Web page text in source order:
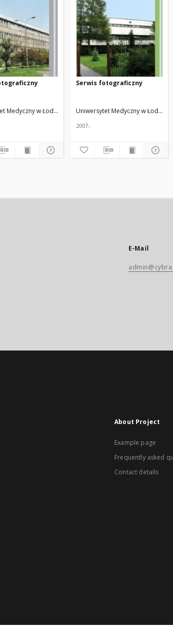
Red. nacz.
Medyczny w Łodzi Żmuda, Ryszard. Red. nacz.
Serwis fotograficzny
Uniwersytet Medyczny w Łodzi
2007-.
E-Mail
About Project
Example page
Frequently asked
Contact details